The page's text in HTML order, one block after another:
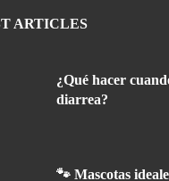
ARTICLES
¿Qué hacer
diarrea?
🐾 Mascotas